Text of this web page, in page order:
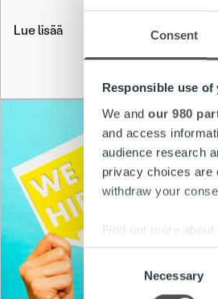
Consent
Responsible use of
We and our 980
and access
audience research
privacy choices are
withdraw your
Find out more
We use cookies to
information about
Necessary
Lue lisää